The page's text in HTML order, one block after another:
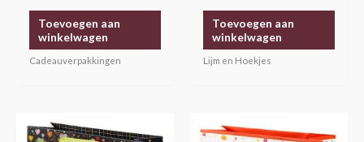
Toevoegen aan
winkelwagen
Cadeauverpakkingen
Toevoegen aan
winkelwagen
Lijm en Hoekjes